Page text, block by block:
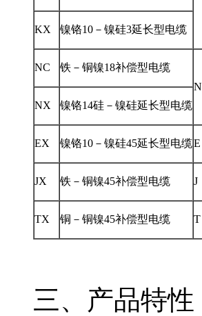
KX 镍铬10－镍硅3延长型电缆
NC
铁－铜镍18补偿型电缆
N
NX
镍铬14硅－镍硅延长型电缆
EX 镍铬10－镍硅45延长型电缆E
JX 铁－铜镍45补偿型电缆 J
TX 铜－铜镍45补偿型电缆 T
三、 产品特性